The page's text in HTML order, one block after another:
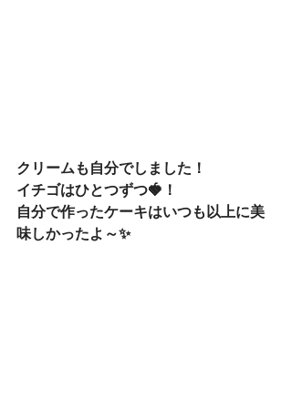
クリームも自分でしました！
イチゴはひとつずつ🍓！
自分で作ったケーキはいつも以上に美
味しかったよ～✨